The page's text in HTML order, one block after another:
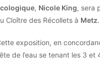
, Nicole King, sera
Cloître des Récollets à Metz.
exposition, en
de l’eau se tenant les 3 et